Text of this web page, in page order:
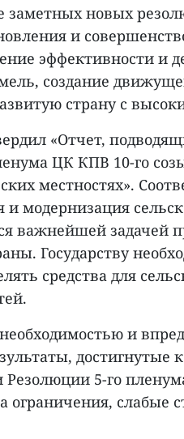
заметных новых
и
эффективности и
создание
страну с
«Отчет,
ЦК КПВ 10-го
местностях».
модернизация
важнейшей задачей
Государству
средства для
и
достигнутые
Резолюции 5-го
ограничения, слабые